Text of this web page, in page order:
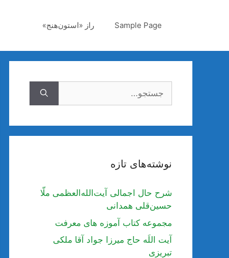
Sample Page راز «استون‌هنج»
نوشته‌های تازه
شرح حال اجمالی آیت‌الله‌العظمی ملّا
حسین‌قلی همدانی
مجموعه کتاب آموزه های معرفت
آیت اللَه حاج میرزا جواد آقا ملکی
تبریزی